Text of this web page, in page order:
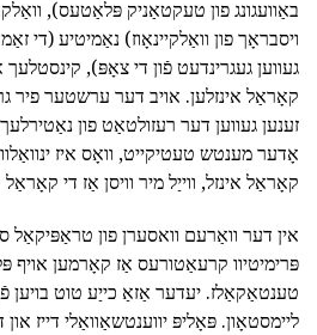
באַוועגונג פון טעקטאַניק פּלאַטעס),
ויסבראָך פון וואַלקיינאָוז) נאַמיטיע (די
געווען געגרינדעט פֿון די צאָפּ),
קאָראַל אינזלען. אויב דער ערשטער פיר
זענען געווען דער רעזולטאַט פון
אָדער מענטש טעטיקייט, וואָס איז
קאָראַל אינזל, ווייַל מיר וויסן אַז די
אין דער וואַרעם וואסערן פון טראַפּיקאַל
פּרימיטיוו קרעאַטורעס אַז קאָרמען אויף
טענטאַקאַלז. יעדער אַזאַ כייַע טוט בויען
ליימסטאָון. פּאָליפּ יווענטשאַוואַלי דייז